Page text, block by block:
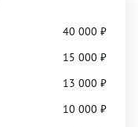
40 000 ₽
15 000 ₽
13 000 ₽
10 000 ₽